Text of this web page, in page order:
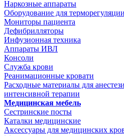
Наркозные аппараты
Оборудование для
Мониторы пациента
Дефибрилляторы
Инфузионная техника
Аппараты ИВЛ
Консоли
Служба крови
Реанимационные кровати
Расходные материалы для
интенсивной терапии
Медицинская мебель
Сестринские посты
Каталки медицинские
Аксессуары для медицинских